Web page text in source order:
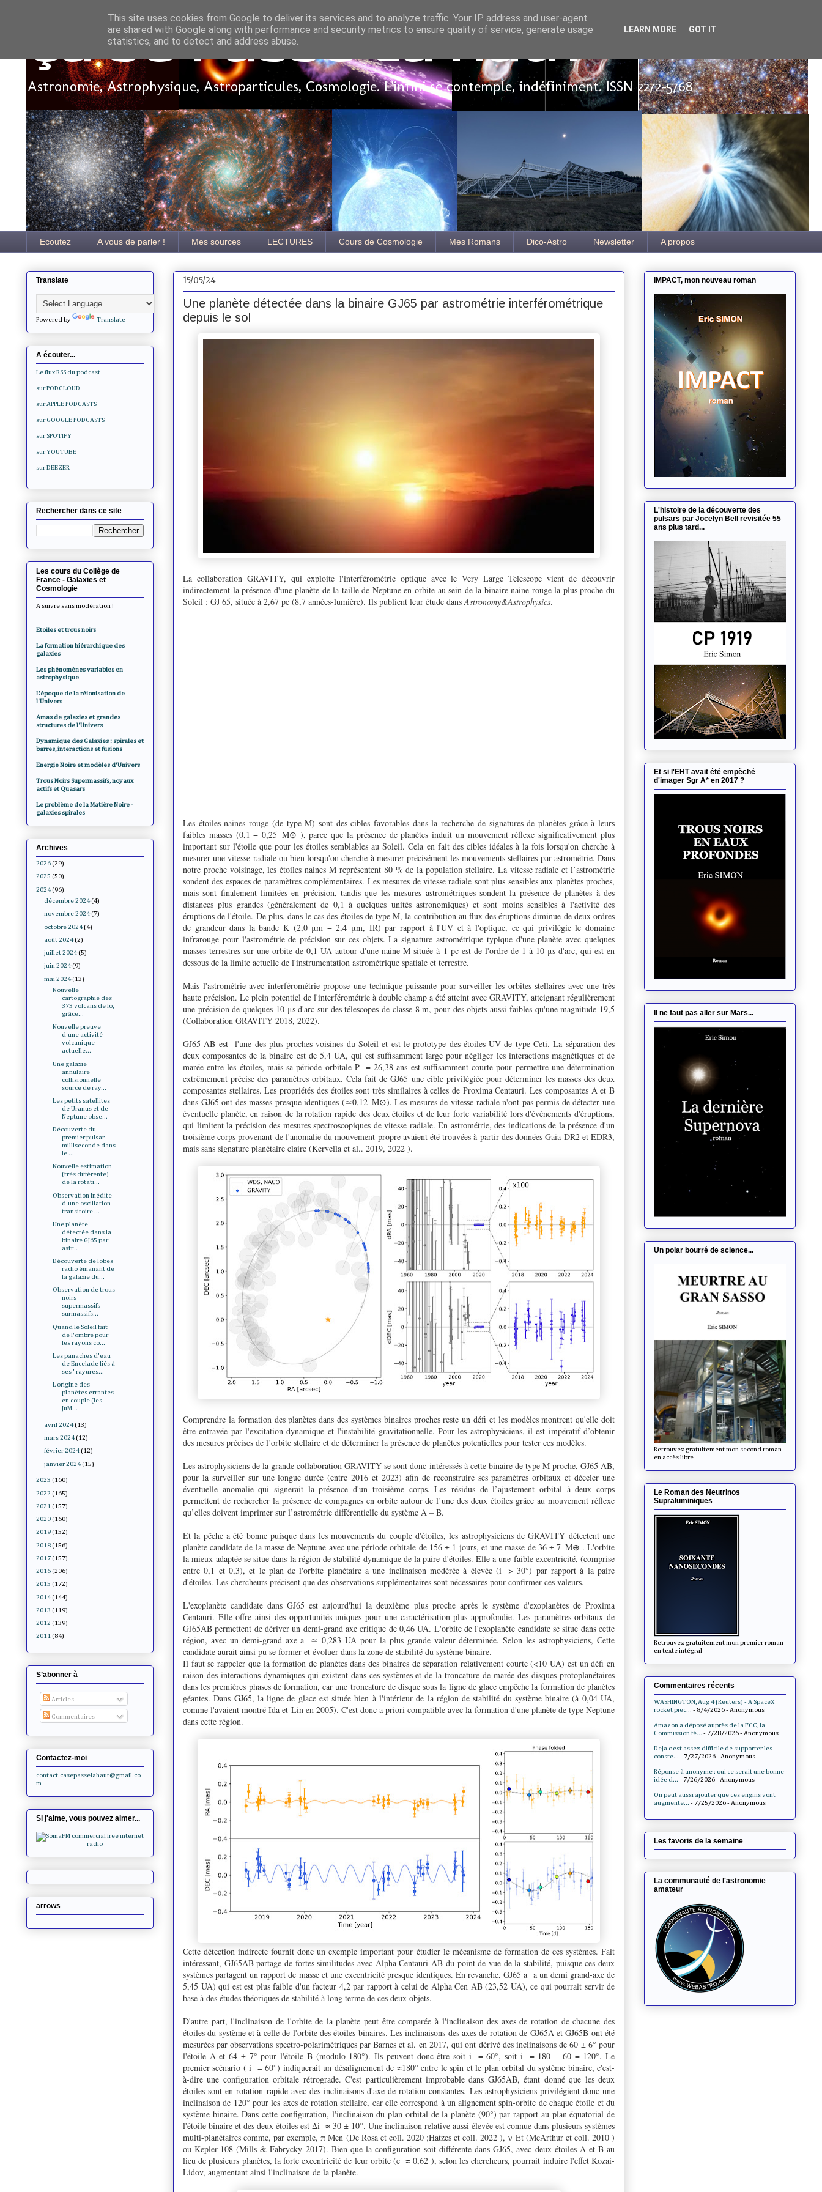
Ça se passe là haut
Astronomie, Astrophysique, Astroparticules, Cosmologie. L'infini se contemple, indéfiniment. ISSN 2272-5768
Ecoutez A vous de parler ! Mes sources LECTURES Cours de Cosmologie Mes Romans Dico-Astro Newsletter A propos
15/05/24
Une planète détectée dans la binaire GJ65 par astrométrie interférométrique
depuis le sol
La collaboration GRAVITY, qui exploite l'interférométrie optique avec le Very Large Telescope vient de découvrir
indirectement la présence d'une planète de la taille de Neptune en orbite au sein de la binaire naine rouge la plus proche du
Soleil : GJ 65, située à 2,67 pc (8,7 années-lumière). Ils publient leur étude dans Astronomy&Astrophysics.
Les étoiles naines rouge (de type M) sont des cibles favorables dans la recherche de signatures de planètes grâce à leurs
faibles masses (0,1 − 0,25 M⊙ ), parce que la présence de planètes induit un mouvement réflexe significativement plus
important sur l'étoile que pour les étoiles semblables au Soleil. Cela en fait des cibles idéales à la fois lorsqu'on cherche à
mesurer une vitesse radiale ou bien lorsqu'on cherche à mesurer précisément les mouvements stellaires par astrométrie. Dans
notre proche voisinage, les étoiles naines M représentent 80 % de la population stellaire. La vitesse radiale et l’astrométrie
sondent des espaces de paramètres complémentaires. Les mesures de vitesse radiale sont plus sensibles aux planètes proches,
mais sont finalement limitées en précision, tandis que les mesures astrométriques sondent la présence de planètes à des
distances plus grandes (généralement de 0,1 à quelques unités astronomiques) et sont moins sensibles à l'activité des
éruptions de l'étoile. De plus, dans le cas des étoiles de type M, la contribution au flux des éruptions diminue de deux ordres
de grandeur dans la bande K (2,0 μm − 2,4 μm, IR) par rapport à l'UV et à l'optique, ce qui privilégie le domaine
infrarouge pour l'astrométrie de précision sur ces objets. La signature astrométrique typique d'une planète avec quelques
masses terrestres sur une orbite de 0,1 UA autour d'une naine M située à 1 pc est de l'ordre de 1 à 10 μs d'arc, qui est en
dessous de la limite actuelle de l'instrumentation astrométrique spatiale et terrestre.
Mais l'astrométrie avec interférométrie propose une technique puissante pour surveiller les orbites stellaires avec une très
haute précision. Le plein potentiel de l'interférométrie à double champ a été atteint avec GRAVITY, atteignant régulièrement
une précision de quelques 10 μs d'arc sur des télescopes de classe 8 m, pour des objets aussi faibles qu'une magnitude 19,5
(Collaboration GRAVITY 2018, 2022).
GJ65 AB est l'une des plus proches voisines du Soleil et est le prototype des étoiles UV de type Ceti. La séparation des
deux composantes de la binaire est de 5,4 UA, qui est suffisamment large pour négliger les interactions magnétiques et de
marée entre les étoiles, mais sa période orbitale P = 26,38 ans est suffisamment courte pour permettre une détermination
extrêmement précise des paramètres orbitaux. Cela fait de GJ65 une cible privilégiée pour déterminer les masses des deux
composantes stellaires. Les propriétés des étoiles sont très similaires à celles de Proxima Centauri. Les composantes A et B
dans GJ65 ont des masses presque identiques (≃0,12 M⊙). Les mesures de vitesse radiale n'ont pas permis de détecter une
éventuelle planète, en raison de la rotation rapide des deux étoiles et de leur forte variabilité lors d'événements d'éruptions,
qui limitent la précision des mesures spectroscopiques de vitesse radiale. En astrométrie, des indications de la présence d'un
troisième corps provenant de l'anomalie du mouvement propre avaient été trouvées à partir des données Gaia DR2 et EDR3,
mais sans signature planétaire claire (Kervella et al.. 2019, 2022 ).
Comprendre la formation des planètes dans des systèmes binaires proches reste un défi et les modèles montrent qu'elle doit
être entravée par l'excitation dynamique et l'instabilité gravitationnelle. Pour les astrophysiciens, il est impératif d’obtenir
des mesures précises de l’orbite stellaire et de déterminer la présence de planètes potentielles pour tester ces modèles.
Les astrophysiciens de la grande collaboration GRAVITY se sont donc intéressés à cette binaire de type M proche, GJ65 AB,
pour la surveiller sur une longue durée (entre 2016 et 2023) afin de reconstruire ses paramètres orbitaux et déceler une
éventuelle anomalie qui signerait la présence d'un troisième corps. Les résidus de l’ajustement orbital à deux corps
permettent de rechercher la présence de compagnes en orbite autour de l’une des deux étoiles grâce au mouvement réflexe
qu’elles doivent imprimer sur l’astrométrie différentielle du système A – B.
Et la pêche a été bonne puisque dans les mouvements du couple d'étoiles, les astrophysiciens de GRAVITY détectent une
planète candidate de la masse de Neptune avec une période orbitale de 156 ± 1 jours, et une masse de 36 ± 7 M⊕ . L'orbite
la mieux adaptée se situe dans la région de stabilité dynamique de la paire d'étoiles. Elle a une faible excentricité, (comprise
entre 0,1 et 0,3), et le plan de l'orbite planétaire a une inclinaison modérée à élevée (i > 30°) par rapport à la paire
d'étoiles. Les chercheurs précisent que des observations supplémentaires sont nécessaires pour confirmer ces valeurs.
L'exoplanète candidate dans GJ65 est aujourd'hui la deuxième plus proche après le système d'exoplanètes de Proxima
Centauri. Elle offre ainsi des opportunités uniques pour une caractérisation plus approfondie. Les paramètres orbitaux de
GJ65AB permettent de dériver un demi-grand axe critique de 0,46 UA. L'orbite de l'exoplanète candidate se situe dans cette
région, avec un demi-grand axe a ≃ 0,283 UA pour la plus grande valeur déterminée. Selon les astrophysiciens, Cette
candidate aurait ainsi pu se former et évoluer dans la zone de stabilité du système binaire.
Il faut se rappeler que la formation de planètes dans des binaires de séparation relativement courte (<10 UA) est un défi en
raison des interactions dynamiques qui existent dans ces systèmes et de la troncature de marée des disques protoplanétaires
dans les premières phases de formation, car une troncature de disque sous la ligne de glace empêche la formation de planètes
géantes. Dans GJ65, la ligne de glace est située bien à l'intérieur de la région de stabilité du système binaire (à 0,04 UA,
comme l'avaient montré Ida et Lin en 2005). C'est donc a priori compatible avec la formation d'une planète de type Neptune
dans cette région.
Cette détection indirecte fournit donc un exemple important pour étudier le mécanisme de formation de ces systèmes. Fait
intéressant, GJ65AB partage de fortes similitudes avec Alpha Centauri AB du point de vue de la stabilité, puisque ces deux
systèmes partagent un rapport de masse et une excentricité presque identiques. En revanche, GJ65 a a un demi grand-axe de
5,45 UA) qui est est plus faible d'un facteur 4,2 par rapport à celui de Alpha Cen AB (23,52 UA), ce qui pourrait servir de
base à des études théoriques de stabilité à long terme de ces deux objets.
D'autre part, l'inclinaison de l'orbite de la planète peut être comparée à l'inclinaison des axes de rotation de chacune des
étoiles du système et à celle de l'orbite des étoiles binaires. Les inclinaisons des axes de rotation de GJ65A et GJ65B ont été
mesurées par observations spectro-polarimétriques par Barnes et al. en 2017, qui ont dérivé des inclinaisons de 60 ± 6° pour
l'étoile A et 64 ± 7° pour l'étoile B (modulo 180°). Ils peuvent donc être soit i = 60°, soit i = 180 − 60 = 120°. Le
premier scénario ( i = 60°) indiquerait un désalignement de ≈180° entre le spin et le plan orbital du système binaire, c'est-
à-dire une configuration orbitale rétrograde. C'est particulièrement improbable dans GJ65AB, étant donné que les deux
étoiles sont en rotation rapide avec des inclinaisons d'axe de rotation constantes. Les astrophysiciens privilégient donc une
inclinaison de 120° pour les axes de rotation stellaire, car elle correspond à un alignement spin-orbite de chaque étoile et du
système binaire. Dans cette configuration, l'inclinaison du plan orbital de la planète (90°) par rapport au plan équatorial de
l'étoile binaire et des deux étoiles est Δi ≈ 30 ± 10°. Une inclinaison relative aussi élevée est connue dans plusieurs systèmes
multi-planétaires comme, par exemple, π Men (De Rosa et coll. 2020 ;Hatzes et coll. 2022 ), ν Et (McArthur et coll. 2010 )
ou Kepler-108 (Mills & Fabrycky 2017). Bien que la configuration soit différente dans GJ65, avec deux étoiles A et B au
lieu de plusieurs planètes, la forte excentricité de leur orbite (e ≈ 0,62 ), selon les chercheurs, pourrait induire l'effet Kozai-
Lidov, augmentant ainsi l'inclinaison de la planète.
Translate
Powered by Translate
A écouter...
Le flux RSS du podcast
sur PODCLOUD
sur APPLE PODCASTS
sur GOOGLE PODCASTS
sur SPOTIFY
sur YOUTUBE
sur DEEZER
Rechercher dans ce site
Les cours du Collège de
France - Galaxies et
Cosmologie
A suivre sans modération !
Etoiles et trous noirs
La formation hiérarchique des
galaxies
Les phénomènes variables en
astrophysique
L'époque de la réionisation de
l'Univers
Amas de galaxies et grandes
structures de l'Univers
Dynamique des Galaxies : spirales et
barres, interactions et fusions
Energie Noire et modèles d'Univers
Trous Noirs Supermassifs, noyaux
actifs et Quasars
Le problème de la Matière Noire -
galaxies spirales
Archives
2026 (29)
2025 (50)
2024 (96)
décembre 2024 (4)
novembre 2024 (7)
octobre 2024 (4)
août 2024 (2)
juillet 2024 (5)
juin 2024 (9)
mai 2024 (13)
Nouvelle
cartographie des
373 volcans de Io,
grâce...
Nouvelle preuve
d'une activité
volcanique
actuelle...
Une galaxie
annulaire
collisionnelle
source de ray...
Les petits satellites
de Uranus et de
Neptune obse...
Découverte du
premier pulsar
milliseconde dans
le ...
Nouvelle estimation
(très différente)
de la rotati...
Observation inédite
d'une oscillation
transitoire ...
Une planète
détectée dans la
binaire GJ65 par
astr...
Découverte de lobes
radio émanant de
la galaxie du...
Observation de trous
noirs
supermassifs
surmassifs...
Quand le Soleil fait
de l'ombre pour
les rayons co...
Les panaches d'eau
de Encelade liés à
ses "rayures...
L'origine des
planètes errantes
en couple (les
JuM...
avril 2024 (13)
mars 2024 (12)
février 2024 (12)
janvier 2024 (15)
2023 (160)
2022 (165)
2021 (157)
2020 (160)
2019 (152)
2018 (156)
2017 (157)
2016 (206)
2015 (172)
2014 (144)
2013 (119)
2012 (139)
2011 (84)
S’abonner à
Articles
Commentaires
Contactez-moi
contact.casepasselahaut@gmail.co
m
Si j'aime, vous pouvez aimer...
arrows
IMPACT, mon nouveau roman
L'histoire de la découverte des
pulsars par Jocelyn Bell revisitée 55
ans plus tard...
Et si l'EHT avait été empêché
d'imager Sgr A* en 2017 ?
Il ne faut pas aller sur Mars...
Un polar bourré de science...
Retrouvez gratuitement mon second roman
en accès libre
Le Roman des Neutrinos
Supraluminiques
Retrouvez gratuitement mon premier roman
en texte intégral
Commentaires récents
WASHINGTON, Aug 4 (Reuters) - A SpaceX
rocket piec... - 8/4/2026- Anonymous
Amazon a déposé auprès de la FCC, la
Commission fé... - 7/28/2026- Anonymous
Deja c est assez difficile de supporter les
conste... - 7/27/2026- Anonymous
Réponse à anonyme : oui ce serait une bonne
idée d... - 7/26/2026- Anonymous
On peut aussi ajouter que ces engins vont
augmente... - 7/25/2026- Anonymous
Les favoris de la semaine
La communauté de l'astronomie
amateur
This site uses cookies from Google to deliver its services and to analyze traffic. Your IP address and user-agent
are shared with Google along with performance and security metrics to ensure quality of service, generate usage
statistics, and to detect and address abuse.
LEARN MORE GOT IT